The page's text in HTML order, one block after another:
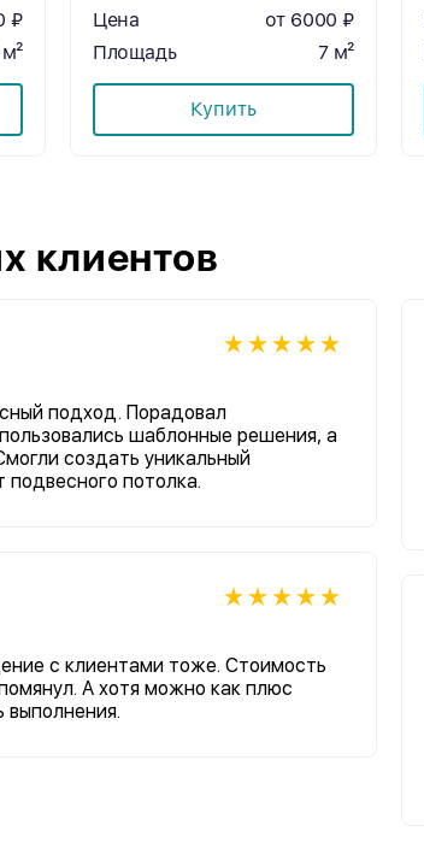
₽
Цена
от 6000 ₽
Площадь
7 м²
Купить
клиентов
подход. Порадовал
шаблонные решения, а
создать уникальный
потолка.
с клиентами тоже. Стоимость
А хотя можно как плюс
выполнения.